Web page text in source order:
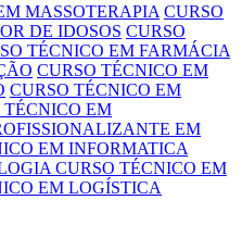
MASSOTERAPIA CURSO
DE IDOSOS CURSO
TÉCNICO EM FARMÁCIA
CURSO TÉCNICO EM
CURSO TÉCNICO EM
TÉCNICO EM
EM
EM INFORMATICA
CURSO TÉCNICO EM
EM LOGÍSTICA